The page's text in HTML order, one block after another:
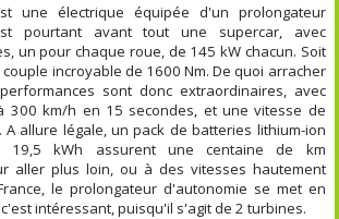
une électrique équipée d'un prolongateur
pourtant avant tout une supercar, avec
un pour chaque roue, de 145 kW chacun. Soit
incroyable de 1600 Nm. De quoi arracher
sont donc extraordinaires, avec
300 km/h en 15 secondes, et une vitesse de
allure légale, un pack de batteries lithium-ion
19,5 kWh assurent une centaine de km
aller plus loin, ou à des vitesses hautement
le prolongateur d'autonomie se met en
intéressant, puisqu'il s'agit de 2 turbines.